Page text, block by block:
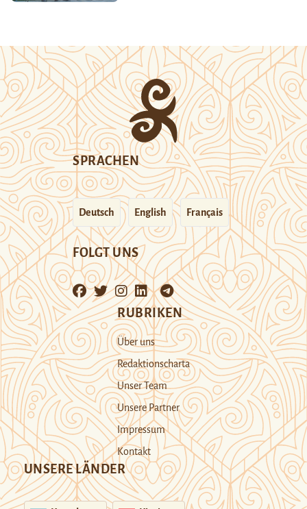
SPRACHEN
Deutsch English Français
FOLGT UNS
RUBRIKEN
Über uns
Redaktionscharta
Unser Team
Unsere Partner
Impressum
Kontakt
UNSERE LÄNDER